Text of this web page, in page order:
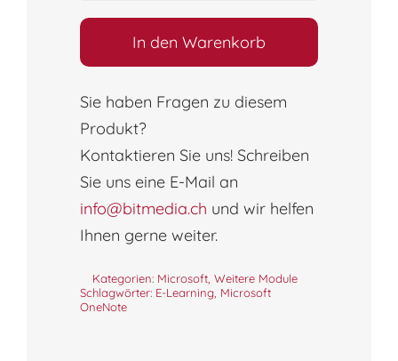
(Online-
In den Warenkorb
Sie haben Fragen zu diesem
Produkt?
Kontaktieren Sie uns! Schreiben
Sie uns eine E-Mail an
info@bitmedia.ch und wir helfen
Ihnen gerne weiter.
Kategorien: Microsoft, Weitere Module
Schlagwörter: E-Learning, Microsoft
OneNote